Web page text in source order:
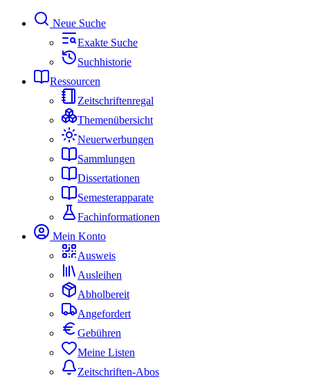
Neue Suche
Exakte Suche
Suchhistorie
Ressourcen
Zeitschriftenregal
Themenübersicht
Neuerwerbungen
Sammlungen
Dissertationen
Semesterapparate
Fachinformationen
Mein Konto
Ausweis
Ausleihen
Abholbereit
Angefordert
Gebühren
Meine Listen
Zeitschriften-Abos